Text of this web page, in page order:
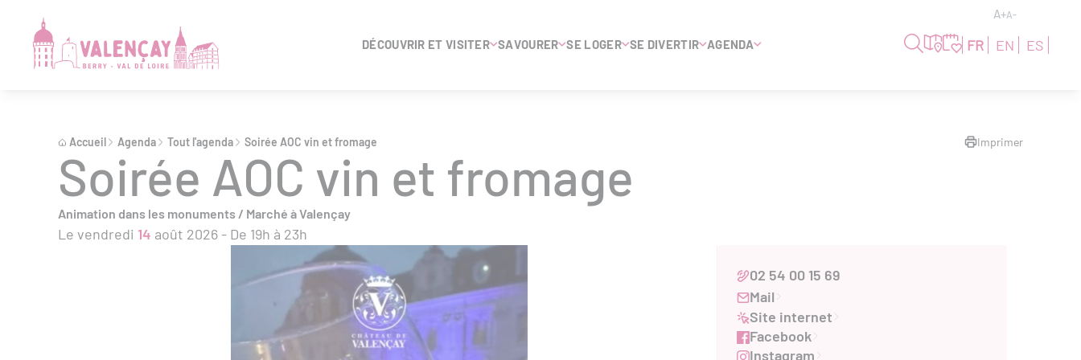
DÉCOUVRIR ET VISITER SAVOURER SE LOGER SE DIVERTIR AGENDA FR EN ES
A+A-
Accueil Agenda Tout l'agenda Soirée AOC vin et fromage Imprimer
Soirée AOC vin et fromage
Animation dans les monuments / Marché à Valençay
Le vendredi 14 août 2026 - De 19h à 23h
02 54 00 15 69
Mail
Site internet
Facebook
Instagram